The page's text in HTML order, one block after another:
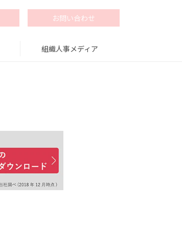
お問い合わせ
組織人事メディア